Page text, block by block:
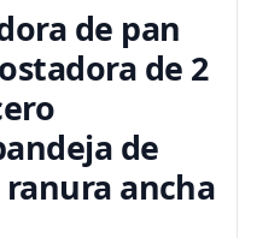
de pan
de 2
de
ancha